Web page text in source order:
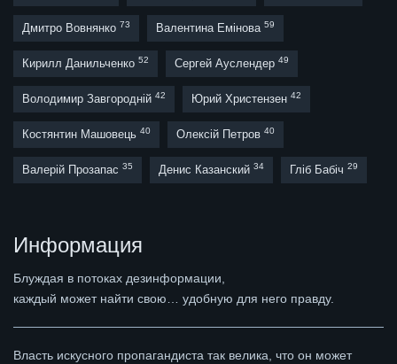
Дмитро Вовнянко 73 Валентина Емінова 59
Кирилл Данильченко 52 Сергей Ауслендер 49
Володимир Завгородній 42 Юрий Христензен 42
Костянтин Машовець 40 Олексій Петров 40
Валерій Прозапас 35 Денис Казанский 34 Гліб Бабіч 29
Информация
Блуждая в потоках дезинформации,
каждый может найти свою… удобную для него правду.
Власть искусного пропагандиста так велика, что он может